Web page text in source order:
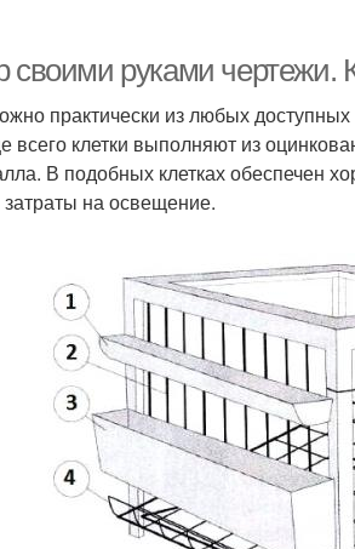
Клетки для кур-несушек
своими руками чертежи.
практически из любых
клетки выполняют из
В подобных клетках обеспечен
на освещение.